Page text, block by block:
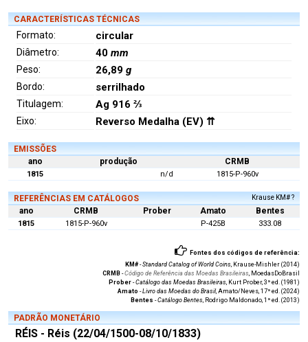
CARACTERÍSTICAS TÉCNICAS
Formato: circular
Diâmetro: 40 mm
Peso: 26,89 g
Bordo: serrilhado
Titulagem: Ag 916 ⅔
Eixo: Reverso Medalha (EV) ⇈
EMISSÕES
ano
produção CRMB
1815 n/d 1815-P-960v
REFERÊNCIAS EM CATÁLOGOS Krause KM# ?
ano CRMB Prober Amato Bentes
1815 1815-P-960v P-425B 333.08
Fontes dos códigos de referência:
KM#-Standard Catalog of World Coins , Krause-Mishler (2014)
CRMB -Código de Referência das Moedas Brasileiras , MoedasDoBrasil
Prober -Catálogo das Moedas Brasileiras , Kurt Prober, 3ª ed. (1981)
Amato -Livro das Moedas do Brasil , Amato/Neves, 17ª ed. (2024)
Bentes -Catálogo Bentes , Rodrigo Maldonado, 1ª ed. (2013)
PADRÃO MONETÁRIO
RÉIS - Réis (22/04/1500-08/10/1833)